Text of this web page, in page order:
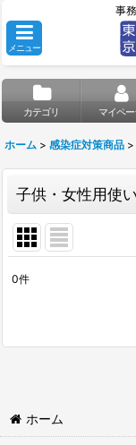
事
メニュー
カテゴリ マイペ
ホーム > 感染症対策商品 >
子供・女性用使
0件
ホーム